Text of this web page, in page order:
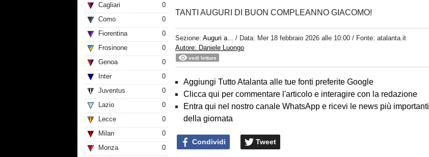
Cagliari
0
Como
0
Fiorentina
0
Frosinone
0
Genoa
0
Inter
0
Juventus
0
Lazio
0
Lecce
0
Milan
0
Monza
0
TANTI AUGURI DI BUON COMPLEANNO GIACOMO!
Sezione:Auguri a... / Data: Mer 18 febbraio 2026 alle 10:00 / Fonte: atalanta.it
Autore: Daniele Luongo
vedi letture
Aggiungi Tutto Atalanta alle tue fonti preferite Google
Clicca qui per commentare l'articolo e interagire con la redazione
Entra qui nel nostro canale WhatsApp e ricevi le news più importanti
della giornata
Condividi Tweet